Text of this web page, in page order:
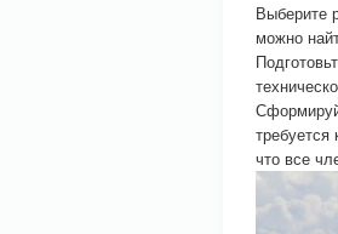
Выберите
можно
что все